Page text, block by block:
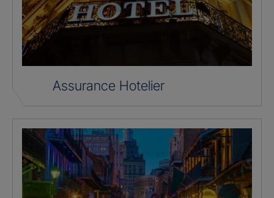
Assurance Hotelier